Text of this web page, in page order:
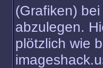
(Grafiken)
abzulegen.
plötzlich wie